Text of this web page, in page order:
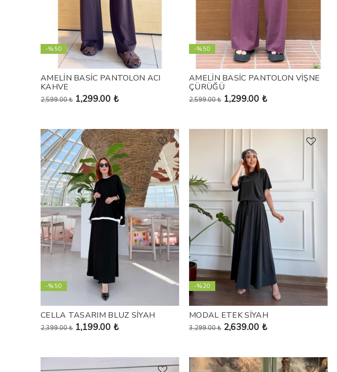
-%50
AMELİN BASİC PANTOLON ACI
KAHVE
2,599.00 ₺ 1,299.00 ₺
-%50
AMELİN BASİC PANTOLON VİŞNE
ÇÜRÜĞÜ
2,599.00 ₺ 1,299.00 ₺
-%50
CELLA TASARIM BLUZ SİYAH
2,399.00 ₺ 1,199.00 ₺
-%20
MODAL ETEK SİYAH
3,299.00 ₺ 2,639.00 ₺